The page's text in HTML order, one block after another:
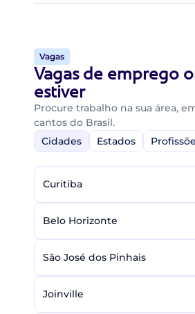
Vagas
Vagas de emprego
estiver
Procure trabalho na sua área,
cantos do Brasil.
Cidades
Estados
Curitiba
Belo Horizonte
São José dos Pinhais
Joinville